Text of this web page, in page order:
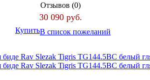
Отзывов (0)
30 090 руб.
КупитьВ список пожеланий